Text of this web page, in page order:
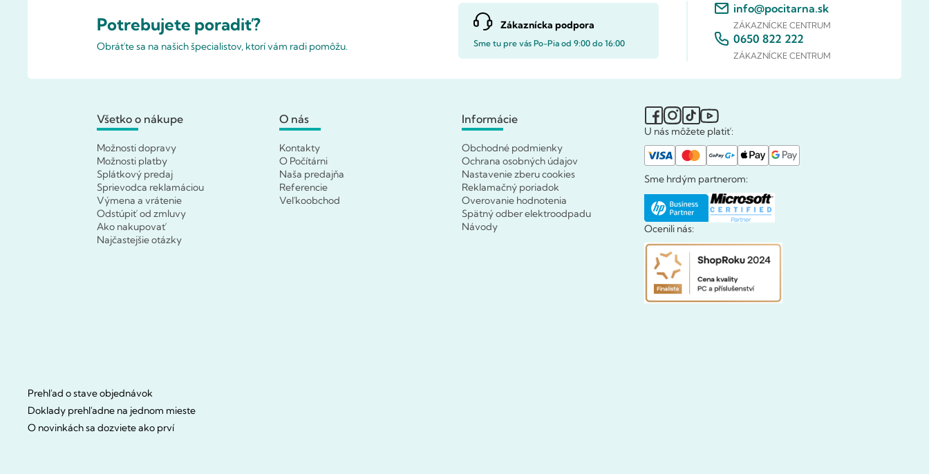
Potrebujete poradiť?
Obráťte sa na našich špecialistov, ktorí vám radi pomôžu.
Zákaznícka podpora
Sme tu pre vás Po-Pia od 9:00 do 16:00
info@pocitarna.sk
ZÁKAZNÍCKE CENTRUM
0650 822 222
ZÁKAZNÍCKE CENTRUM
Všetko o nákupe
Možnosti dopravy
Možnosti platby
Splátkový predaj
Sprievodca reklamáciou
Výmena a vrátenie
Odstúpiť od zmluvy
Ako nakupovať
Najčastejšie otázky
O nás
Kontakty
O Počítárni
Naša predajňa
Referencie
Veľkoobchod
Informácie
Obchodné podmienky
Ochrana osobných údajov
Nastavenie zberu cookies
Reklamačný poriadok
Overovanie hodnotenia
Spätný odber elektroodpadu
Návody
U nás môžete platiť:
Sme hrdým partnerom:
Ocenili nás:
Prehľad o stave objednávok
Doklady prehľadne na jednom mieste
O novinkách sa dozviete ako prví